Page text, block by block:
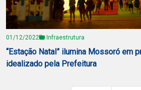
01/12/2022 Infraestrutura
“Estação Natal” ilumina Mossoró em
idealizado pela Prefeitura